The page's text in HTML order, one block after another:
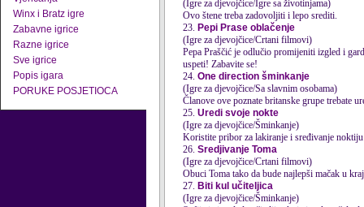
Winx i Bratz igre
Zabavne igrice
Razne igrice
Sve igrice
Popis igara
PORUKE POSJETIOCA
(Igre za djevojčice/Igre sa životinjama)
Ovo štene treba zadovoljiti i lepo srediti.
23. Pepi Prase oblačenje
(Igre za djevojčice/Crtani filmovi)
Pepa Praščić je odlučio promijeniti izgled i
uspeti! Zabavite se!
24. One direction šminkanje
(Igre za djevojčice/Sa slavnim osobama)
Članove ove poznate britanske grupe trebate
25. Uredi svoje nokte
(Igre za djevojčice/Šminkanje)
Koristite pribor za lakiranje i sređivanje
26. Sredjivanje Toma
(Igre za djevojčice/Crtani filmovi)
Obuci Toma tako da bude najlepši mačak u
27. Biti kul učiteljica
(Igre za djevojčice/Šminkanje)